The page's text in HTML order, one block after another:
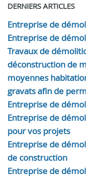
DERNIERS ARTICLES
Entreprise de
Entreprise de
Travaux de
déconstruction de
moyennes
gravats afin de
Entreprise de
Entreprise de
pour vos projets
Entreprise de
de construction
Entreprise de